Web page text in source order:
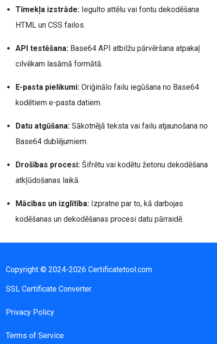
Tīmekļa izstrāde: Iegulto attēlu vai fontu dekodēšana
HTML un CSS failos.
API testēšana: Base64 API atbilžu pārvēršana atpakaļ
cilvēkam lasāmā formātā.
E-pasta pielikumi: Oriģinālo failu iegūšana no Base64
kodētiem e-pasta datiem.
Datu atgūšana: Sākotnējā teksta vai failu atjaunošana no
Base64 dublējumiem.
Drošības procesi: Šifrētu vai kodētu žetonu dekodēšana
atkļūdošanas laikā.
Mācības un izglītība: Izpratne par to, kā darbojas
kodēšanas un dekodēšanas procesi datu pārraidē.
Copyright © 2024-2026 Certificatetool.com
SSL Certificate Converter
Privacy Policy
Terms of Service